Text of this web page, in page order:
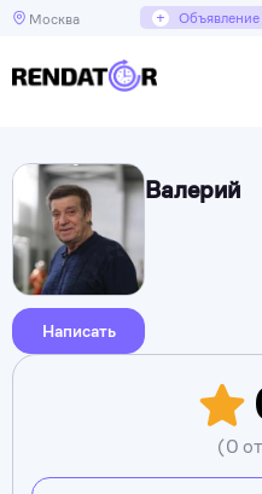
Москва + Объявление
Написать
Валерий
(0